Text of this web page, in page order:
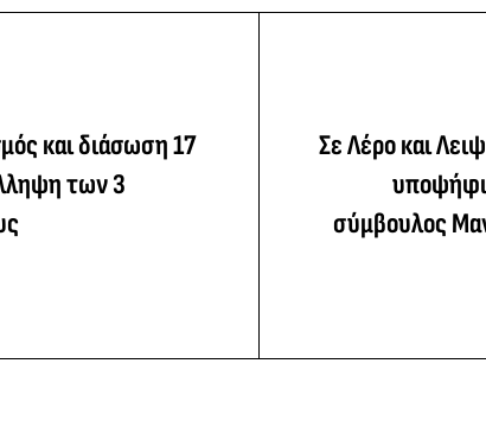
και διάσωση 17
των 3
Σε Λέρο και
σύμβουλος